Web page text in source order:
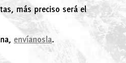
más preciso será el
envíanosla.